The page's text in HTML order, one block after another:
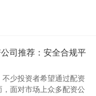
司推荐：安全合规平
少投资者希望通过配资
面对市场上众多配资公